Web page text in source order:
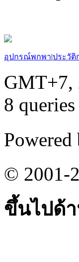
อุปกรณ์พกพา|ประวัติ
GMT+7,
8 queries
Powered
© 2001-
ขึ้นไปด้